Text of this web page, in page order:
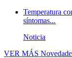
Temperatura
síntomas...
Noticia
VER MÁS